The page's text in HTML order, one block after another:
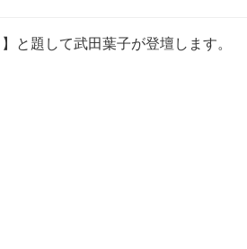
と題して武田葉子が登壇します。